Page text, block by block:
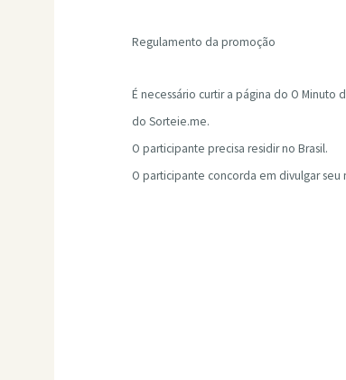
Regulamento da promoção
É necessário curtir a página do O
do Sorteie.me.
O participante precisa residir no Brasil.
O participante concorda em divulgar